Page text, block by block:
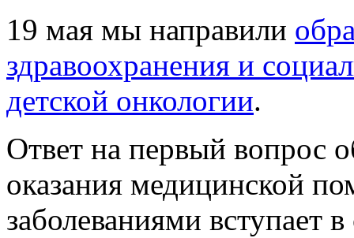
19 мая мы направили
здравоохранения и
детской онкологии.
Ответ на первый вопрос
оказания медицинской
заболеваниями вступает